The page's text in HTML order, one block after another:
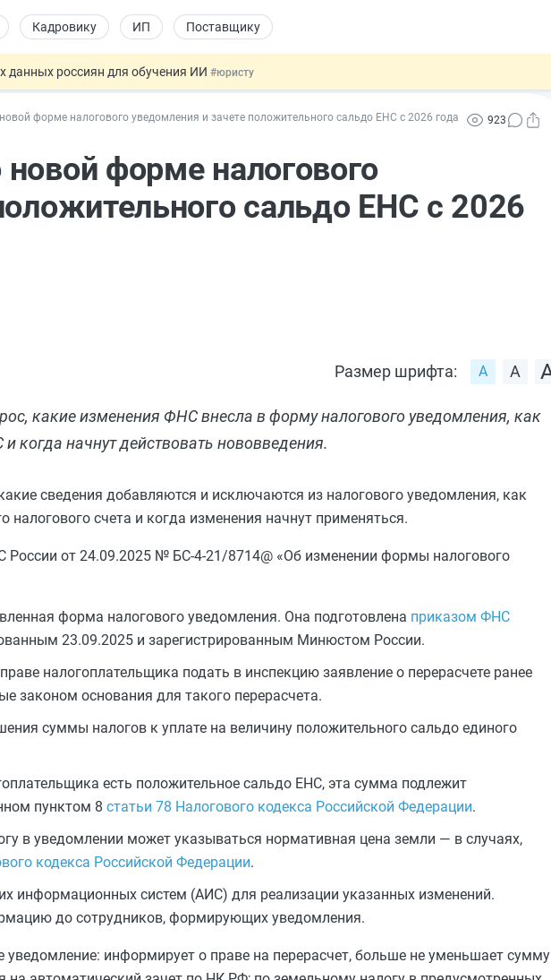
Кадровику ИП Поставщику
данных россиян для обучения ИИ #юристу
органы#бухгалтеру
стало больше #кадровику
форме налогового уведомления и зачете положительного сальдо ЕНС с 2026 года 923
форме налогового
сальдо ЕНС с 2026
Размер шрифта:
какие изменения ФНС внесла в форму налогового уведомления, как
когда начнут действовать нововведения.
сведения добавляются и исключаются из налогового уведомления, как
налогового счета и когда изменения начнут применяться.
от 24.09.2025 № БС-4-21/8714@ «Об изменении формы налогового
форма налогового уведомления. Она подготовлена приказом ФНС
23.09.2025 и зарегистрированным Минюстом России.
налогоплательщика подать в инспекцию заявление о перерасчете ранее
законом основания для такого перерасчета.
суммы налогов к уплате на величину положительного сальдо единого
есть положительное сальдо ЕНС, эта сумма подлежит
пунктом 8 статьи 78 Налогового кодекса Российской Федерации.
в уведомлении может указываться нормативная цена земли — в случаях,
кодекса Российской Федерации.
информационных систем (АИС) для реализации указанных изменений.
до сотрудников, формирующих уведомления.
информирует о праве на перерасчет, больше не уменьшает сумму